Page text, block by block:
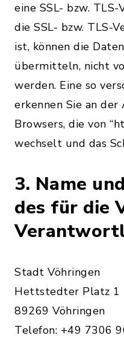
eine SSL- bzw.
die SSL- bzw. TLS-
ist, können die
übermitteln, nicht
werden. Eine so
erkennen Sie an der
Browsers, die von
wechselt und das
3. Name
des für die
Stadt Vöhringen
Hettstedter Platz 1
89269 Vöhringen
Telefon: +49 7306